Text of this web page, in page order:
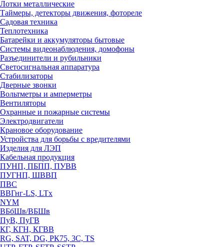
Лотки металлические
Таймеры, детекторы движения, фотореле
Садовая техника
Теплотехника
Батарейки и аккумуляторы бытовые
Системы видеонаблюдения, домофоны
Разъединители и рубильники
Светосигнальная аппаратура
Стабилизаторы
Дверные звонки
Вольтметры и амперметры
Вентиляторы
Охранные и пожарные системы
Электродвигатели
Крановое оборудование
Устройства для борьбы с вредителями
Изделия для ЛЭП
Кабельная продукция
ПУНП, ПБПП, ПУВВ
ПУГНП, ШВВП
ПВС
ВВГнг-LS, LTx
NYM
ВБбШв/ВБШв
ПуВ, ПуГВ
КГ, КГН, КГВВ
RG, SAT, DG, РК75, 3С, TS